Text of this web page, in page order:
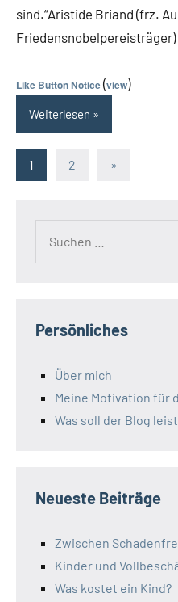
sind.“Aristide Briand (frz.
Like Button Notice(view)
Weiterlesen
Beiträge
1 2
Nächste
»
Persönliches
Über mich
Meine Motivation für
Was soll der Blog
Neueste Beiträge
Zwischen
Kinder und
Was kostet ein Kind?